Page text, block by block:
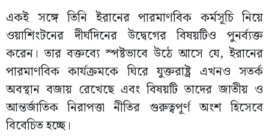
একই সঙ্গে তিনি ইরানের পারমাণবিক কর্মসূচি নিয়ে
ওয়াশিংটনের দীর্ঘদিনের উদ্বেগের বিষয়টিও পুনর্ব্যক্ত
করেন। তার বক্তব্যে স্পষ্টভাবে উঠে আসে যে, ইরানের
পারমাণবিক কার্যক্রমকে ঘিরে যুক্তরাষ্ট্র এখনও সতর্ক
অবস্থান বজায় রেখেছে এবং বিষয়টি তাদের জাতীয় ও
আন্তর্জাতিক নিরাপত্তা নীতির গুরুত্বপূর্ণ অংশ হিসেবে
বিবেচিত হচ্ছে।